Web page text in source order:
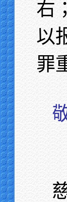
右
以
罪